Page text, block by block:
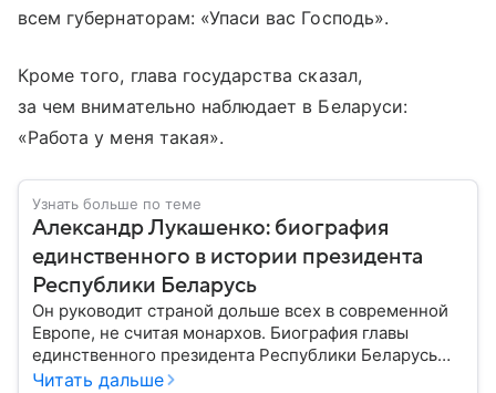
всем губернаторам: «Упаси вас Господь».
Кроме того, глава государства сказал,
за чем внимательно наблюдает в Беларуси:
«Работа у меня такая».
Узнать больше по теме
Александр Лукашенко: биография
единственного в истории президента
Республики Беларусь
Он руководит страной дольше всех в современной
Европе, не считая монархов. Биография главы
единственного президента Республики Беларусь
Александра Лукашенко — в материале.
Читать дальше